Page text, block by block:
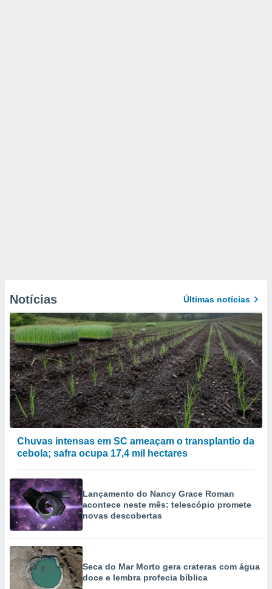
Notícias Últimas notícias
Chuvas intensas em SC ameaçam o transplantio da
cebola; safra ocupa 17,4 mil hectares
Lançamento do Nancy Grace Roman
acontece neste mês: telescópio promete
novas descobertas
Seca do Mar Morto gera crateras com água
doce e lembra profecia bíblica